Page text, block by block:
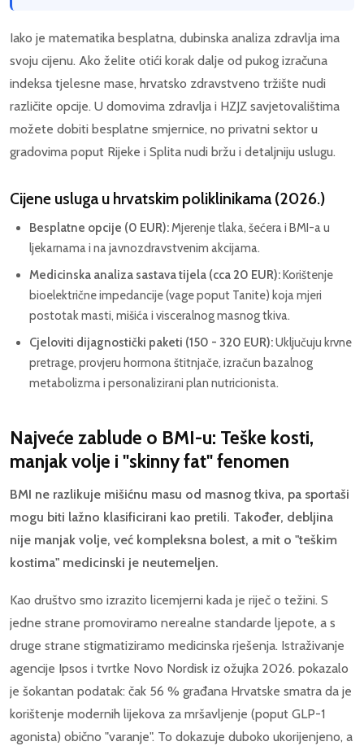
Iako je matematika besplatna, dubinska analiza zdravlja ima
svoju cijenu. Ako želite otići korak dalje od pukog izračuna
indeksa tjelesne mase, hrvatsko zdravstveno tržište nudi
različite opcije. U domovima zdravlja i HZJZ savjetovalištima
možete dobiti besplatne smjernice, no privatni sektor u
gradovima poput Rijeke i Splita nudi bržu i detaljniju uslugu.
Cijene usluga u hrvatskim poliklinikama (2026.)
Besplatne opcije (0 EUR):Mjerenje tlaka, šećera i BMI-a u
ljekarnama i na javnozdravstvenim akcijama.
Medicinska analiza sastava tijela (cca 20 EUR): Korištenje
bioelektrične impedancije (vage poput Tanite) koja mjeri
postotak masti, mišića i visceralnog masnog tkiva.
Cjeloviti dijagnostički paketi (150 - 320 EUR):Uključuju krvne
pretrage, provjeru hormona štitnjače, izračun bazalnog
metabolizma i personalizirani plan nutricionista.
Najveće zablude o BMI-u: Teške kosti,
manjak volje i "skinny fat" fenomen
BMI ne razlikuje mišićnu masu od masnog tkiva, pa sportaši
mogu biti lažno klasificirani kao pretili. Također, debljina
nije manjak volje, već kompleksna bolest, a mit o "teškim
kostima" medicinski je neutemeljen.
Kao društvo smo izrazito licemjerni kada je riječ o težini. S
jedne strane promoviramo nerealne standarde ljepote, a s
druge strane stigmatiziramo medicinska rješenja. Istraživanje
agencije Ipsos i tvrtke Novo Nordisk iz ožujka 2026. pokazalo
je šokantan podatak: čak 56 % građana Hrvatske smatra da je
korištenje modernih lijekova za mršavljenje (poput GLP-1
agonista) obično "varanje". To dokazuje duboko ukorijenjeno, a